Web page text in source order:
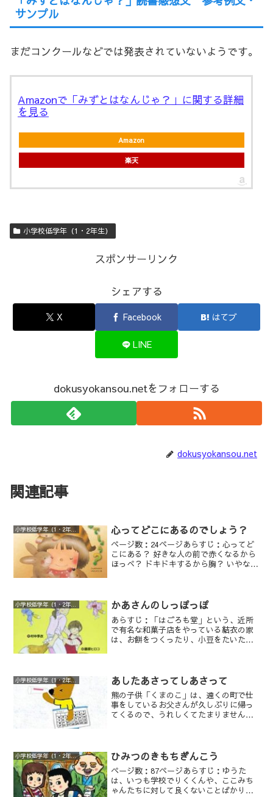
サンプル
まだコンクールなどでは発表されていないようです。
Amazonで「みずとはなんじゃ？」に関する詳細
を見る
Amazon
楽天
小学校低学年（1・2年生）
スポンサーリンク
シェアする
X Facebook はてブ
LINE
dokusyokansou.netをフォローする
dokusyokansou.net
関連記事
心ってどこにあるのでしょう？
ページ数：24ページあらすじ：心ってど
こにある？ 好きな人の前で赤くなるから
ほっぺ？ ドキドキするから胸？ いやな
も…。温かい絵と文で贈る“心えほ
ん”。
かあさんのしっぽっぽ
あらすじ：「はごろも堂」という、近所
で有名な和菓子店をやっている結衣の家
は、お餅をつくったり、小豆をたいたり
も堂」の近くに洋菓子屋さんができて、
お客さんもとられてしまい、家のお仕事
も大変になりました。おうちが忙しく、
一人でご飯を食べることもあった結衣。
洋菓子屋さんの娘である甘美も結衣と同
小学校低学年（1・2年生） あしたあさってしあさって
熊の子供「くまのこ」は、遠くの町で仕
事をしているお父さんが久しぶりに帰っ
てくるので、うれしくてたまりません。
「しあさって」がよくわかりません。
「しあさっては、あさってのつぎのひ
で、あした、あさって、しあさって」だ
よとお母さんから教わります。
小学校低学年（1・2年生） ひみつのきもちぎんこう
ページ数：87ページあらすじ：ゆうた
は、いつも学校でりくくんや、ここみち
ゃんたちに対して良くないことばかりし